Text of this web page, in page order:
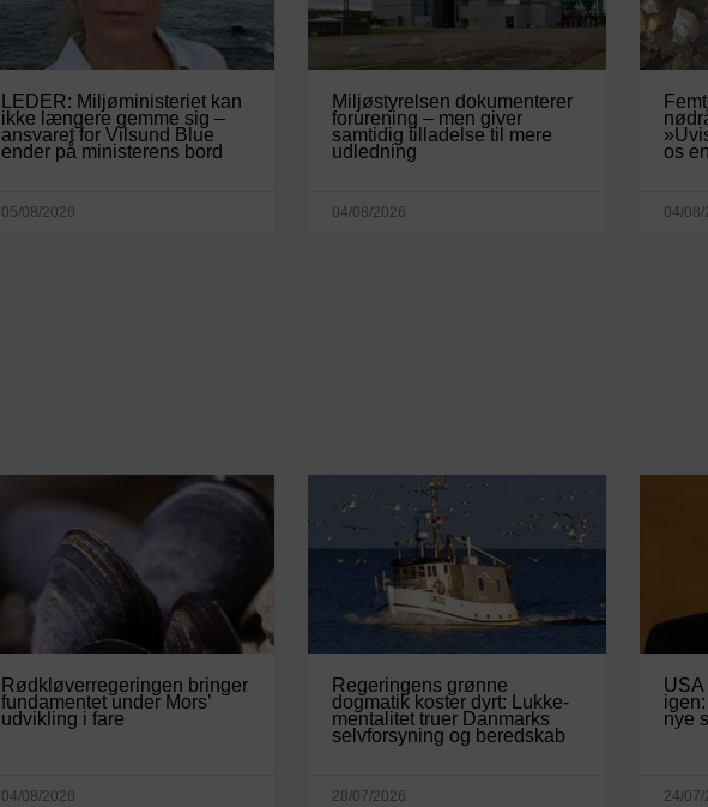
LEDER: Miljøministeriet kan
ikke længere gemme sig –
ansvaret for Vilsund Blue
ender på ministerens bord
05/08/2026
Miljøstyrelsen dokumenterer
forurening – men giver
samtidig tilladelse til mere
udledning
04/08/2026
os
04/08/
Rødkløverregeringen bringer
fundamentet under Mors’
udvikling i fare
04/08/2026
Regeringens grønne
dogmatik koster dyrt: Lukke-
mentalitet truer Danmarks
selvforsyning og beredskab
28/07/2026
USA
nye
24/07/